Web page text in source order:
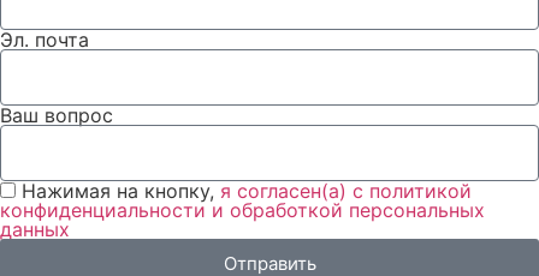
Эл. почта
Ваш вопрос
Нажимая на кнопку, я согласен(а) с политикой
конфиденциальности и обработкой персональных
данных
Отправить